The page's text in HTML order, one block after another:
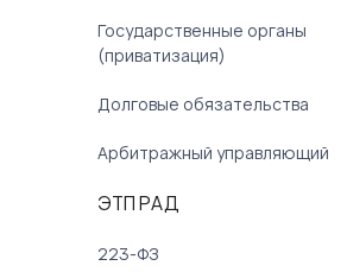
Государственные органы
(приватизация)
Долговые обязательства
Арбитражный управляющий
ЭТП РАД
223-ФЗ